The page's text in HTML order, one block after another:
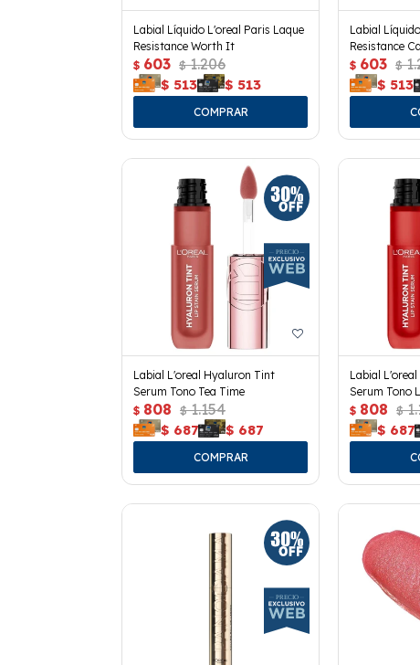
Labial Líquido L'oreal Paris Laque
Resistance Worth It
$ 603 $ 1.206
$ 513 $ 513
Labial
Resistance
$ 603 $
$ 513
Labial L'oreal Hyaluron Tint
Serum Tono Tea Time
$ 808 $ 1.154
$ 687 $ 687
Labial
Serum Tono
$ 808 $
$ 687